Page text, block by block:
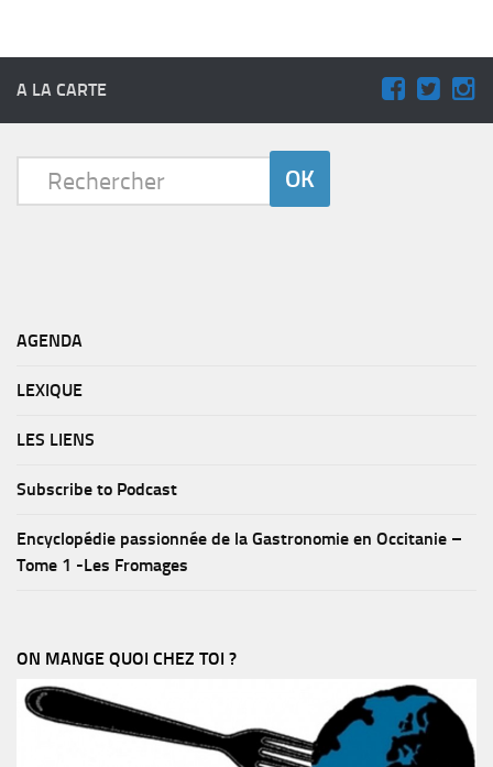
A LA CARTE
AGENDA
LEXIQUE
LES LIENS
Subscribe to Podcast
Encyclopédie passionnée de la Gastronomie en Occitanie –
Tome 1 -Les Fromages
ON MANGE QUOI CHEZ TOI ?